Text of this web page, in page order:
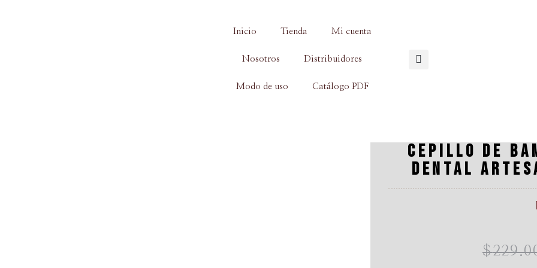
Inicio Tienda Mi cuenta
Nosotros Distribuidores
Modo de uso Catálogo PDF
CEPILLO DE
DENTAL
$